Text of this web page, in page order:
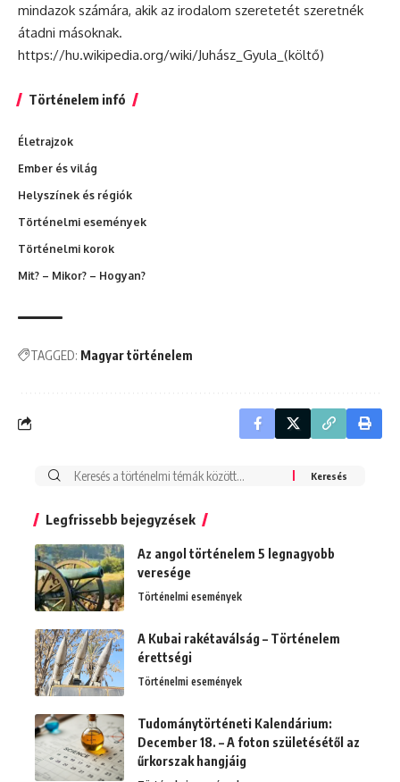
mindazok számára, akik az irodalom szeretetét szeretnék
átadni másoknak.
https://hu.wikipedia.org/wiki/Juhász_Gyula_(költő)
Történelem infó
Életrajzok
Ember és világ
Helyszínek és régiók
Történelmi események
Történelmi korok
Mit? – Mikor? – Hogyan?
TAGGED: Magyar történelem
Search
Legfrissebb bejegyzések
Az angol történelem 5 legnagyobb
veresége
Történelmi események
A Kubai rakétaválság – Történelem
érettségi
Történelmi események
Tudománytörténeti Kalendárium:
December 18. – A foton születésétől az
űrkorszak hangjáig